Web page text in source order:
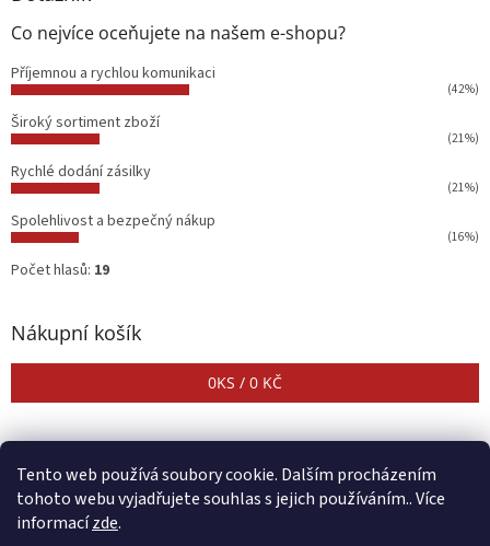
Tento web používá soubory cookie. Dalším procházením
tohoto webu vyjadřujete souhlas s jejich používáním.. Více
informacízde.
Co nejvíce oceňujete na našem e-shopu?
Příjemnou a rychlou komunikaci
(42%)
Široký sortiment zboží
(21%)
Rychlé dodání zásilky
(21%)
Spolehlivost a bezpečný nákup
(16%)
Počet hlasů: 19
Nákupní košík
0KS / 0 KČ